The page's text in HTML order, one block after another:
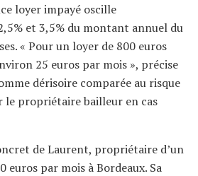
loyer impayé oscille
et 3,5% du montant annuel du
« Pour un loyer de 800 euros
25 euros par mois », précise
dérisoire comparée au risque
le propriétaire bailleur en cas
de Laurent, propriétaire d’un
par mois à Bordeaux. Sa